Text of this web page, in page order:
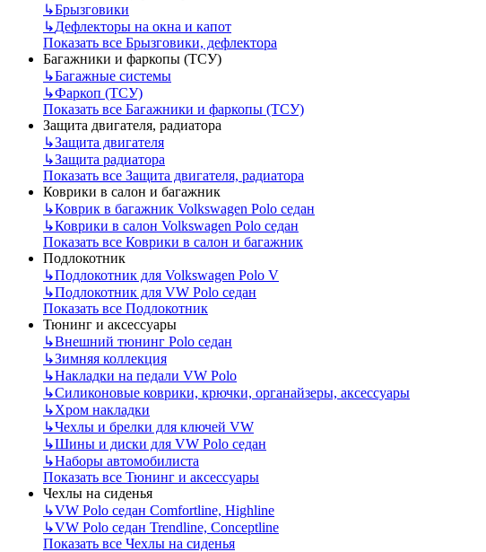
↳Брызговики
↳Дефлекторы на окна и капот
Показать все Брызговики, дефлектора
Багажники и фаркопы (ТСУ)
↳Багажные системы
↳Фаркоп (ТСУ)
Показать все Багажники и фаркопы (ТСУ)
Защита двигателя, радиатора
↳Защита двигателя
↳Защита радиатора
Показать все Защита двигателя, радиатора
Коврики в салон и багажник
↳Коврик в багажник Volkswagen Polo седан
↳Коврики в салон Volkswagen Polo седан
Показать все Коврики в салон и багажник
Подлокотник
↳Подлокотник для Volkswagen Polo V
↳Подлокотник для VW Polo седан
Показать все Подлокотник
Тюнинг и аксессуары
↳Внешний тюнинг Polo седан
↳Зимняя коллекция
↳Накладки на педали VW Polo
↳Силиконовые коврики, крючки, органайзеры, аксессуары
↳Хром накладки
↳Чехлы и брелки для ключей VW
↳Шины и диски для VW Polo седан
↳Наборы автомобилиста
Показать все Тюнинг и аксессуары
Чехлы на сиденья
↳VW Polo седан Comfortline, Highline
↳VW Polo седан Trendline, Conceptline
Показать все Чехлы на сиденья